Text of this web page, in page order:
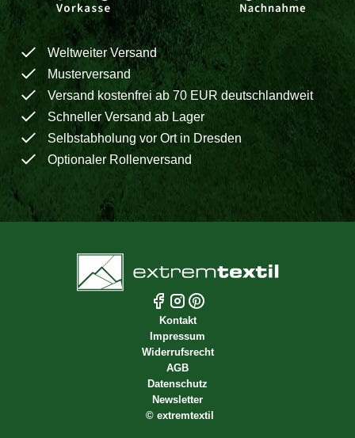
Weltweiter Versand
Musterversand
Versand kostenfrei ab 70 EUR deutschlandweit
Schneller Versand ab Lager
Selbstabholung vor Ort in Dresden
Optionaler Rollenversand
Kontakt
Impressum
Widerrufsrecht
AGB
Datenschutz
Newsletter
© extremtextil